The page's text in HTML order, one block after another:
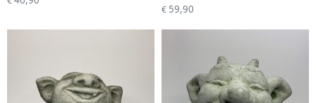
€ 59,90